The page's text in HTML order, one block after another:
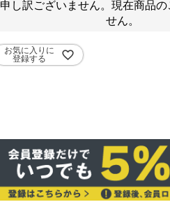
申し訳ございません。現在商品の
せん。
お気に入りに
登録する